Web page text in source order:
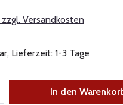
Versandkosten
Lieferzeit: 1-3 Tage
Gib den
In den